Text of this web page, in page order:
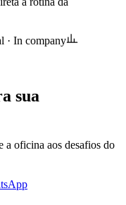
· In company
sua
a oficina aos desafios do